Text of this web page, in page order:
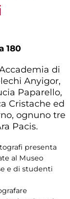
180
di
Anyigor,
Paparello,
Cristache ed
ognuno tre
Pacis.
presenta
al Museo
e di studenti